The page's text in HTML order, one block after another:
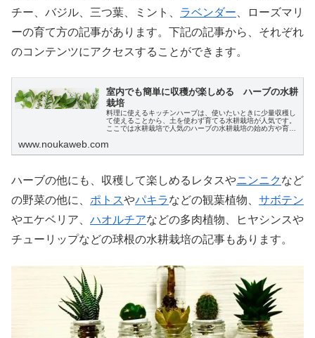
チー、バジル、三つ葉、ミント、 ラベンダー 、ローズマリ
ーの育て方の記事があります。下記の記事から、それぞれ
のコンテンツにアクセスすることができます。
室内でも簡単に収穫が楽しめる ハーブの水耕
栽培
料理に使えるキッチンハーブは、使いたいときに少量収穫し
て使えることから、土を使わず育てる水耕栽培が人気です。
ここでは水耕栽培で人気のハーブの水耕栽培の始め方や育て
す。
www.noukaweb.com
ハーブの他にも、収穫して楽しめるレタスやニンニクなど
の野菜の他に、 ポトスやパキラなどの観葉植物、 サボテン
やエケベリア、 ハオルチアなどの多肉植物、ヒヤシンスや
チューリップなどの球根の水耕栽培の記事もあります。